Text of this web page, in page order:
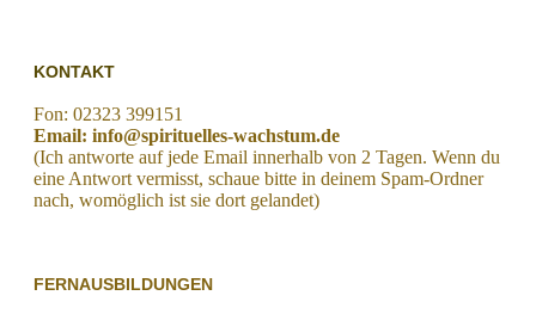
KONTAKT
Fon: 02323 399151
Email: info@spirituelles-wachstum.de
(Ich antworte auf jede Email innerhalb von 2 Tagen. Wenn du
eine Antwort vermisst, schaue bitte in deinem Spam-Ordner
nach, womöglich ist sie dort gelandet)
FERNAUSBILDUNGEN